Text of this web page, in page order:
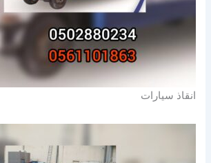
انقاذ سيارات